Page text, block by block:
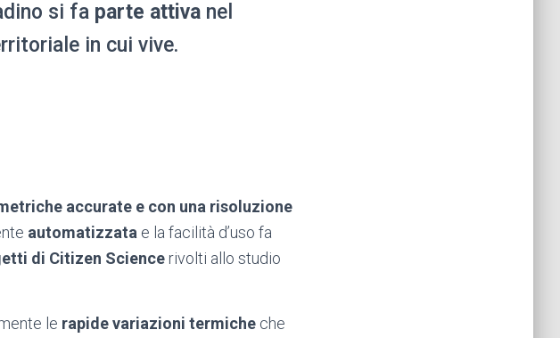
si fa parte attiva nel
in cui vive.
accurate e con una risoluzione
automatizzata e la facilità d’uso fa
di Citizen Science rivolti allo studio
le rapide variazioni termiche che